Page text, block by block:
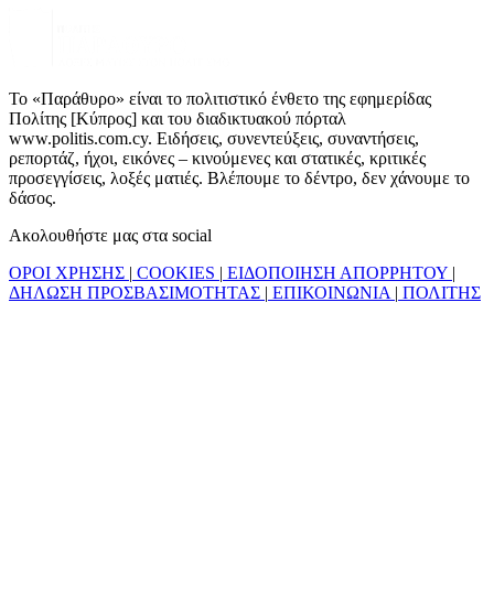
Το «Παράθυρο» είναι το πολιτιστικό ένθετο της εφημερίδας
Πολίτης [Κύπρος] και του διαδικτυακού πόρταλ
www.politis.com.cy. Ειδήσεις, συνεντεύξεις, συναντήσεις,
ρεπορτάζ, ήχοι, εικόνες – κινούμενες και στατικές, κριτικές
προσεγγίσεις, λοξές ματιές. Βλέπουμε το δέντρο, δεν χάνουμε το
δάσος.
Ακολουθήστε μας στα social
ΟΡΟΙ ΧΡΗΣΗΣ | COOKIES | ΕΙΔΟΠΟΙΗΣΗ ΑΠΟΡΡΗΤΟΥ |
ΔΗΛΩΣΗ ΠΡΟΣΒΑΣΙΜΟΤΗΤΑΣ | ΕΠΙΚΟΙΝΩΝΙΑ | ΠΟΛΙΤΗΣ